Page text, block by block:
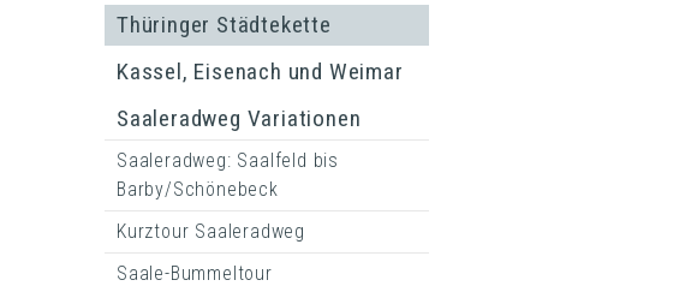
Thüringer Städtekette
Kassel, Eisenach und Weimar
Saaleradweg Variationen
Saaleradweg: Saalfeld bis
Barby/Schönebeck
Kurztour Saaleradweg
Saale-Bummeltour